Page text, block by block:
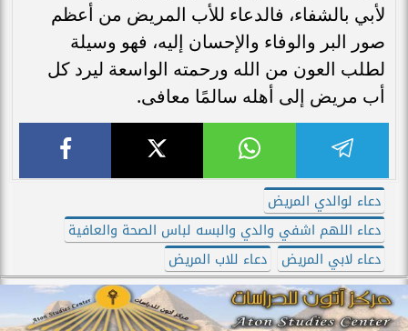
لأبي بالشفاء، فالدعاء للأب المريض من أعظم
صور البر والوفاء والإحسان إليه، فهو وسيلة
لطلب العون من الله ورحمته الواسعة ليرد كل
أب مريض إلى أهله سالمًا معافى.
دعاء لوالدي المريض
دعاء اللهم اشفي والدي والبسه لباس الصحة والعافية
دعاء لابي المريض
دعاء للاب المريض